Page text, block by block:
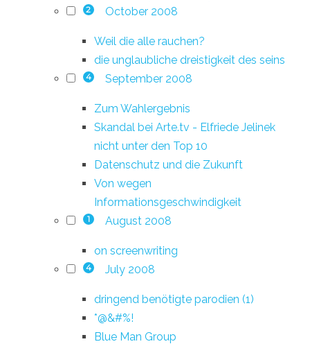
2 October 2008
Weil die alle rauchen?
die unglaubliche dreistigkeit des seins
4 September 2008
Zum Wahlergebnis
Skandal bei Arte.tv - Elfriede Jelinek
nicht unter den Top 10
Datenschutz und die Zukunft
Von wegen
Informationsgeschwindigkeit
1 August 2008
on screenwriting
4 July 2008
dringend benötigte parodien (1)
*@&#%!
Blue Man Group